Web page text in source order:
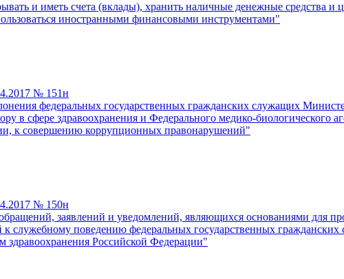
и иметь счета (вклады), хранить наличные денежные средства и
иностранными финансовыми инструментами"
№ 151н
федеральных государственных гражданских служащих
в сфере здравоохранения и Федерального медико-биологического
к совершению коррупционных правонарушений"
№ 150н
заявлений и уведомлений, являющихся основаниями для
служебному поведению федеральных государственных
здравоохранения Российской Федерации"